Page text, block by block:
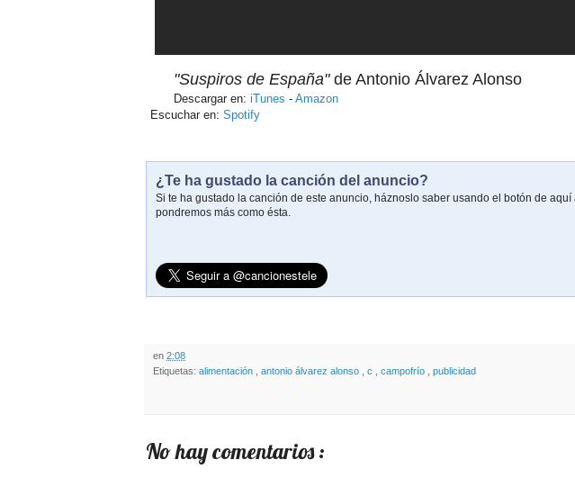
"Suspiros de España"de Antonio Álvarez Alonso
Descargar en: iTunes - Amazon
Escuchar en: Spotify
¿Te ha gustado la canción del anuncio?
Si te ha gustado la canción de este anuncio, háznoslo saber usando el botón de aquí
pondremos más como ésta.
en 2:08
Etiquetas: alimentación antonio álvarez alonso c campofrío publicidad
No hay comentarios :